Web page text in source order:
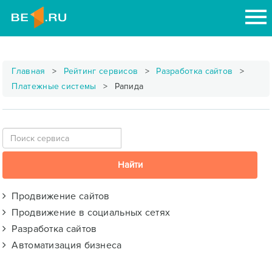
Главная Рейтинг сервисов
Разработка сайтов
Платежные системы
Рапида
Продвижение сайтов
Продвижение в социальных сетях
Разработка сайтов
Автоматизация бизнеса